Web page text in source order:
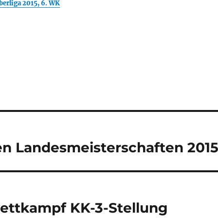
2015, 6. WK
Landesmeisterschaften
KK-3-Stellung